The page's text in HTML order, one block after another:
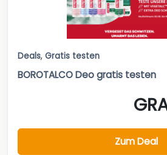
Deals, Gratis testen
BOROTALCO Deo gratis testen
Zum Deal